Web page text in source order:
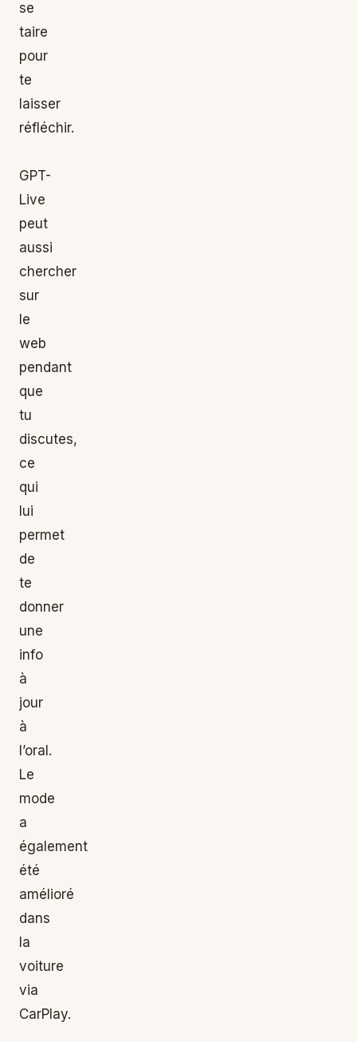
se
taire
pour
te
laisser
réfléchir.
GPT-
Live
peut
aussi
chercher
sur
le
web
pendant
que
tu
discutes,
ce
qui
lui
permet
de
te
donner
une
info
à
jour
à
l’oral.
Le
mode
a
également
été
amélioré
dans
la
voiture
via
CarPlay.